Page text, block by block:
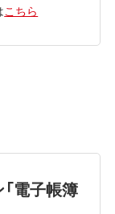
こちら
電子帳簿